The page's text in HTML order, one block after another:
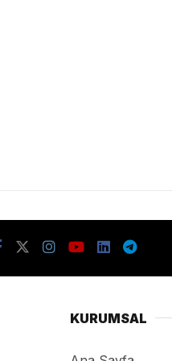
KURUMSAL